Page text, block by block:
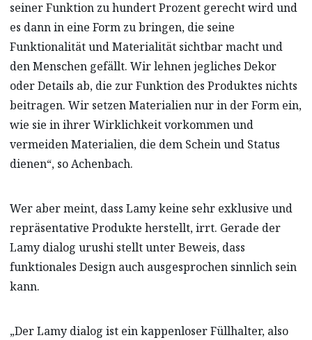
seiner Funktion zu hundert Prozent gerecht wird und
es dann in eine Form zu bringen, die seine
Funktionalität und Materialität sichtbar macht und
den Menschen gefällt. Wir lehnen jegliches Dekor
oder Details ab, die zur Funktion des Produktes nichts
beitragen. Wir setzen Materialien nur in der Form ein,
wie sie in ihrer Wirklichkeit vorkommen und
vermeiden Materialien, die dem Schein und Status
dienen“, so Achenbach.
Wer aber meint, dass Lamy keine sehr exklusive und
repräsentative Produkte herstellt, irrt. Gerade der
Lamy dialog urushi stellt unter Beweis, dass
funktionales Design auch ausgesprochen sinnlich sein
kann.
„Der Lamy dialog ist ein kappenloser Füllhalter, also